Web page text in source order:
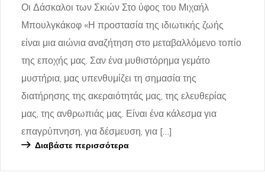
Οι Δάσκαλοι των Σκιών Στο ύφος του Μιχαήλ
Μπουλγκάκοφ «Η προστασία της ιδιωτικής ζωής
είναι μια αιώνια αναζήτηση στο μεταβαλλόμενο τοπίο
της εποχής μας. Σαν ένα μυθιστόρημα γεμάτο
μυστήρια, μας υπενθυμίζει τη σημασία της
διατήρησης της ακεραιότητάς μας, της ελευθερίας
μας, της ανθρωπιάς μας. Είναι ένα κάλεσμα για
επαγρύπνηση, για δέσμευση, για […]
Διαβάστε περισσότερα